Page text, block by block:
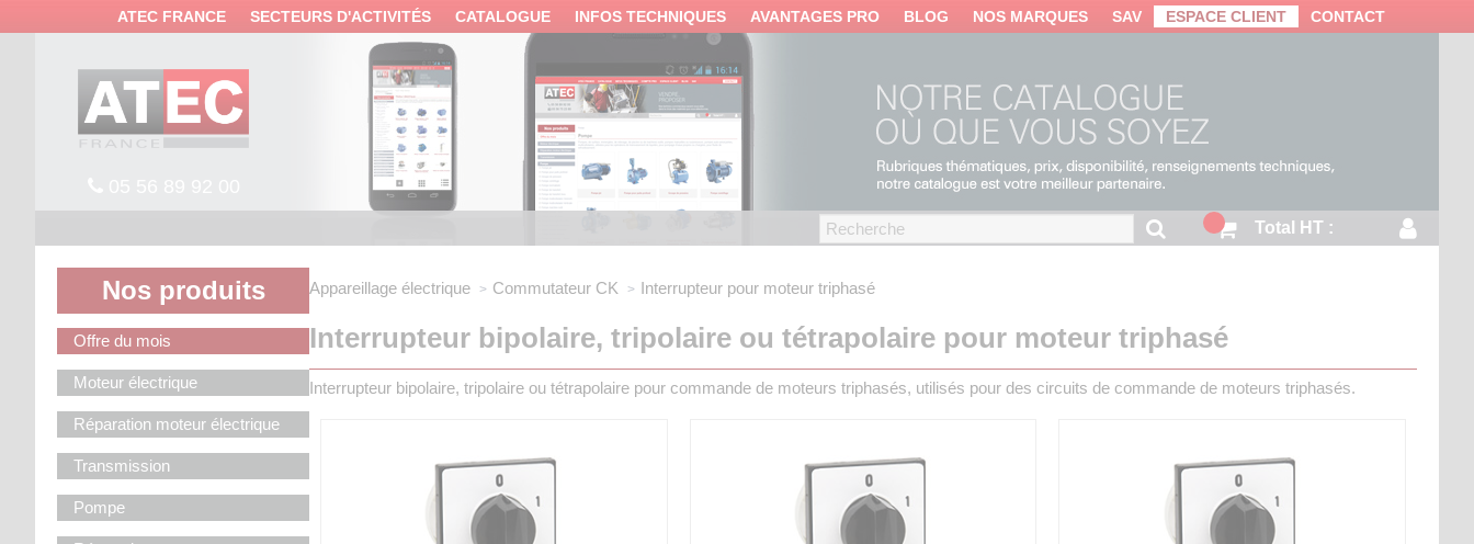
ATEC FRANCE SECTEURS D'ACTIVITÉS CATALOGUE INFOS TECHNIQUES AVANTAGES PRO BLOG NOS MARQUES SAV ESPACE CLIENT CONTACT
Total HT :
Nos produits
Offre du mois
Moteur électrique
Réparation moteur électrique
Transmission
Pompe
Appareillage électrique Commutateur CK Interrupteur pour moteur triphasé
Interrupteur bipolaire, tripolaire ou tétrapolaire pour moteur triphasé
Interrupteur bipolaire, tripolaire ou tétrapolaire pour commande de moteurs triphasés, utilisés pour des circuits de commande de moteurs triphasés.
Panneau de gestion des cookies